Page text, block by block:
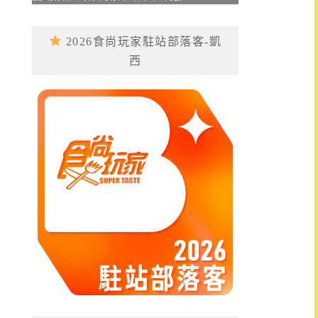
2026食尚玩家駐站部落客-凱
西